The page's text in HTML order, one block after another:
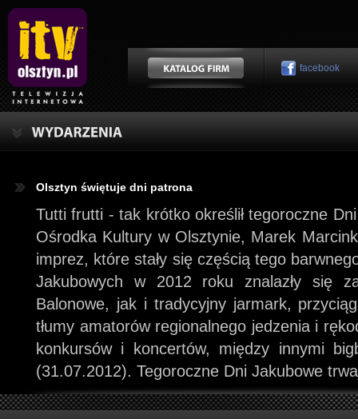
facebook
Olsztyn świętuje dni patrona
Tutti frutti - tak krótko określił tegoroczne
Ośrodka Kultury w Olsztynie, Marek
imprez, które stały się częścią tego
Jakubowych w 2012 roku znalazły się
Balonowe, jak i tradycyjny jarmark,
tłumy amatorów regionalnego jedzenia i
konkursów i koncertów, między innymi
(31.07.2012). Tegoroczne Dni Jakubowe